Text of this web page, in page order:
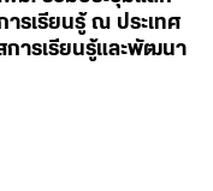
รเรียนรู้ ณ ประเทศ
การเรียนรู้และพัฒนา